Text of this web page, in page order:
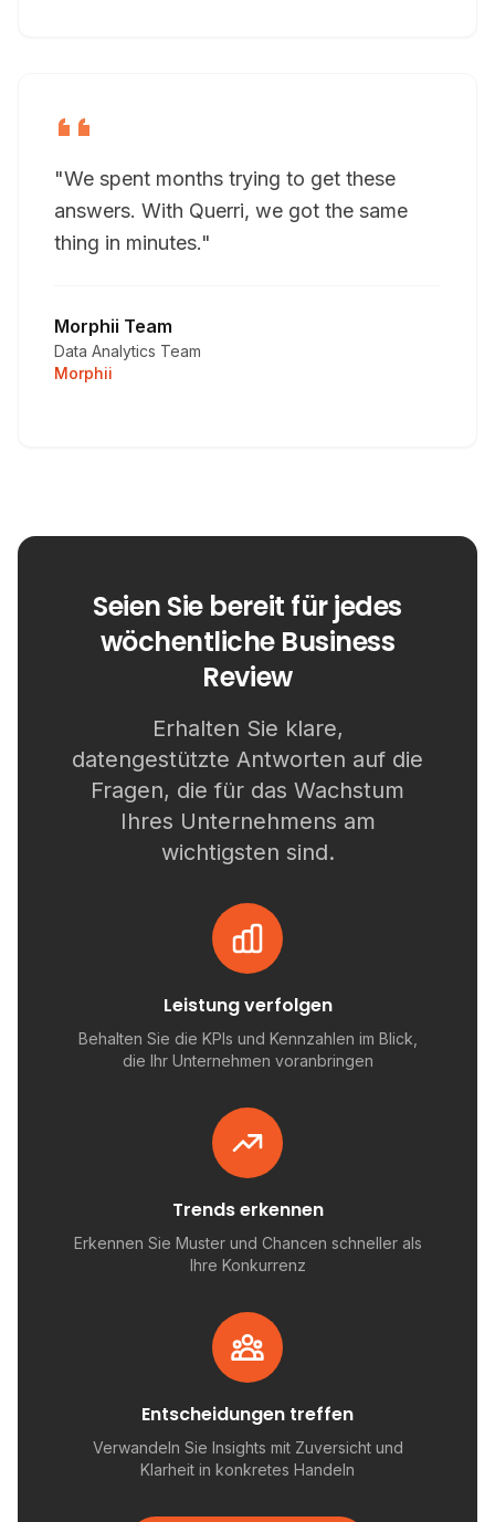
"We spent months trying to get these
answers. With Querri, we got the same
thing in minutes."
Morphii Team
Data Analytics Team
Morphii
Seien Sie bereit für jedes
wöchentliche Business
Review
Erhalten Sie klare,
datengestützte Antworten auf die
Fragen, die für das Wachstum
Ihres Unternehmens am
wichtigsten sind.
Leistung verfolgen
Behalten Sie die KPIs und Kennzahlen im Blick,
die Ihr Unternehmen voranbringen
Trends erkennen
Erkennen Sie Muster und Chancen schneller als
Ihre Konkurrenz
Entscheidungen treffen
Verwandeln Sie Insights mit Zuversicht und
Klarheit in konkretes Handeln